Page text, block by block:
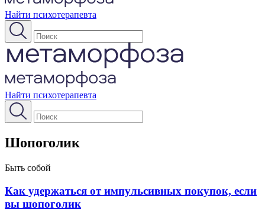
Найти психотерапевта
Найти психотерапевта
Шопоголик
Быть собой
Как удержаться от импульсивных покупок, если
вы шопоголик